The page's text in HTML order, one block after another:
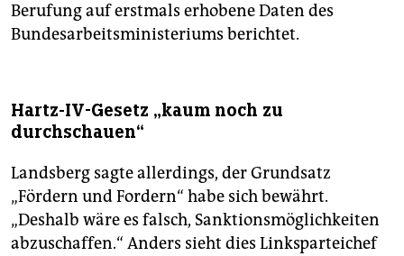
Berufung auf erstmals erhobene Daten des
Bundesarbeitsministeriums berichtet.
Hartz-IV-Gesetz „kaum noch zu
durchschauen“
Landsberg sagte allerdings, der Grundsatz
„Fördern und Fordern“ habe sich bewährt.
„Deshalb wäre es falsch, Sanktionsmöglichkeiten
abzuschaffen.“ Anders sieht dies Linksparteichef